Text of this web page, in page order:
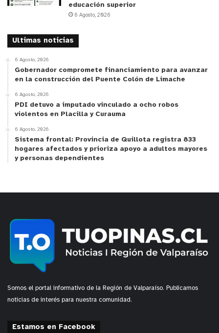
educación superior
6 Agosto, 2026
Ultimas noticias
6 Agosto, 2026
Gobernador compromete financiamiento para avanzar
en la construcción del Puente Colón de Limache
6 Agosto, 2026
PDI detuvo a imputado vinculado a ocho robos
violentos en Placilla y Curauma
6 Agosto, 2026
Sistema frontal: Provincia de Quillota registra 833
hogares afectados y prioriza apoyo a adultos mayores
y personas dependientes
Somos el portal informativo de la Región de Valparaíso. Publicamos
noticias de interés para nuestra comunidad.
Estamos en Facebook